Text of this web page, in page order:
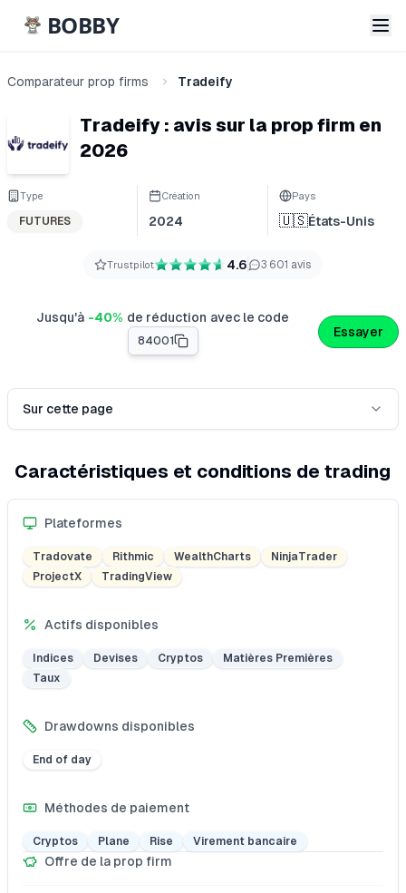
BOBBY
Comparateur prop firms Tradeify
Tradeify : avis sur la prop firm en
2026
Type
FUTURES
Création
2024
Pays
🇺🇸États-Unis
Trustpilot 4.6 3 601 avis
Jusqu'à -40% de réduction avec le code
84001
Essayer
Sur cette page
Caractéristiques et conditions de trading
Plateformes
Tradovate Rithmic WealthCharts
NinjaTrader
ProjectX
TradingView
Actifs disponibles
Indices Devises Cryptos
Matières Premières
Taux
Drawdowns disponibles
End of day
Méthodes de paiement
Cryptos Plane Rise Virement bancaire
Offre de la prop firm